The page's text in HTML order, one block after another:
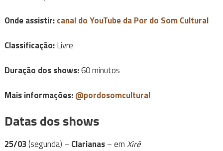
Onde assistir:canal do YouTube da Por do Som Cultural
Classificação:Livre
Duração dos shows:60 minutos
Mais informações:@pordosomcultural
Datas dos shows
25/03(segunda) – Clarianas– emXirê